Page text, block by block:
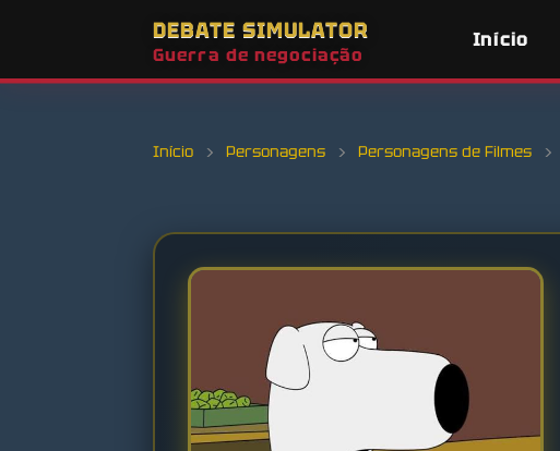
DEBATE SIMULATOR
Guerra de negociação
Início
Início › Personagens › Personagens de Filmes ›